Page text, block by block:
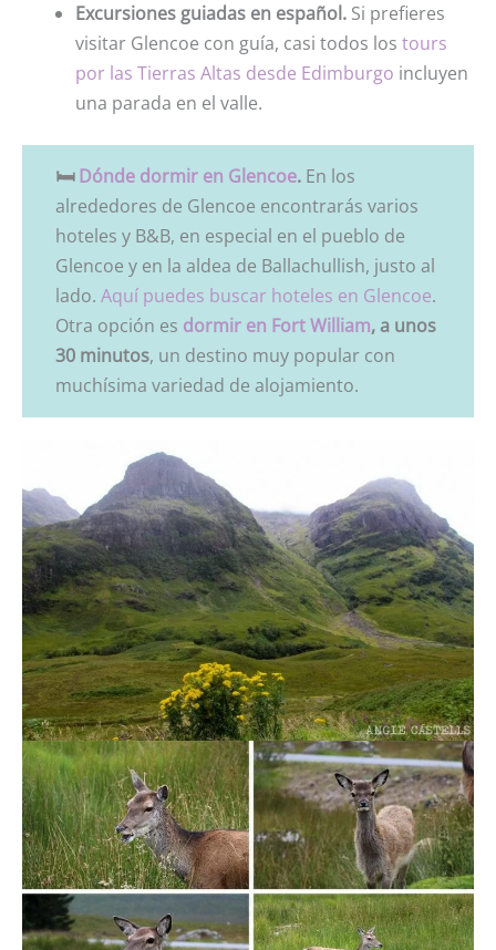
Excursiones guiadas en español. Si prefieres
visitar Glencoe con guía, casi todos los tours
por las Tierras Altas desde Edimburgo incluyen
una parada en el valle.
🛏️Dónde dormir en Glencoe. En los
alrededores de Glencoe encontrarás varios
hoteles y B&B, en especial en el pueblo de
Glencoe y en la aldea de Ballachullish, justo al
lado. Aquí puedes buscar hoteles en Glencoe.
Otra opción es dormir en Fort William, a unos
30 minutos, un destino muy popular con
muchísima variedad de alojamiento.